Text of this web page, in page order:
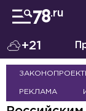
+21
РЕКЛАМА